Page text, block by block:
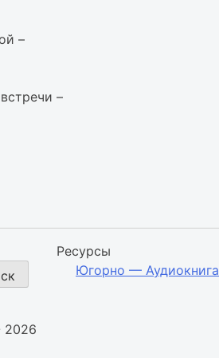
–
–
Ресурсы
Югорно — Аудиокнига
2026